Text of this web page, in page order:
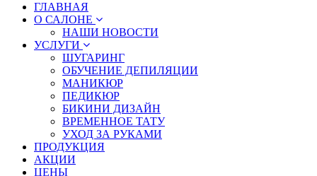
ГЛАВНАЯ
О САЛОНЕ
НАШИ НОВОСТИ
УСЛУГИ
ШУГАРИНГ
ОБУЧЕНИЕ ДЕПИЛЯЦИИ
МАНИКЮР
ПЕДИКЮР
БИКИНИ ДИЗАЙН
ВРЕМЕННОЕ ТАТУ
УХОД ЗА РУКАМИ
ПРОДУКЦИЯ
АКЦИИ
ЦЕНЫ